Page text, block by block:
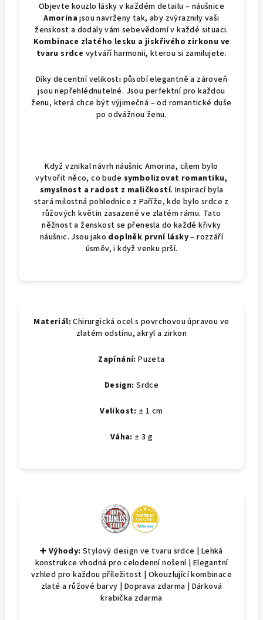
Objevte kouzlo lásky v každém detailu – náušnice
Amorinajsou navrženy tak, aby zvýraznily vaši
ženskost a dodaly vám sebevědomí v každé situaci.
Kombinace zlatého lesku a jiskřivého zirkonu ve
tvaru srdce vytváří harmonii, kterou si zamilujete.
Díky decentní velikosti působí elegantně a zároveň
jsou nepřehlédnutelné. Jsou perfektní pro každou
ženu, která chce být výjimečná – od romantické duše
po odvážnou ženu.
Když vznikal návrh náušnic Amorina, cílem bylo
vytvořit něco, co bude symbolizovat romantiku,
smyslnost a radost z maličkostí. Inspirací byla
stará milostná pohlednice z Paříže, kde bylo srdce z
růžových květin zasazené ve zlatém rámu. Tato
něžnost a ženskost se přenesla do každé křivky
náušnic. Jsou jako doplněk první lásky– rozzáří
úsměv, i když venku prší.
Materiál: Chirurgická ocel s povrchovou úpravou ve
zlatém odstínu, akryl a zirkon
Zapínání: Puzeta
Design: Srdce
Velikost: ± 1 cm
Váha: ± 3 g
➕ Výhody:Stylový design ve tvaru srdce | Lehká
konstrukce vhodná pro celodenní nošení | Elegantní
vzhled pro každou příležitost | Okouzlující kombinace
zlaté a růžové barvy | Doprava zdarma | Dárková
krabička zdarma